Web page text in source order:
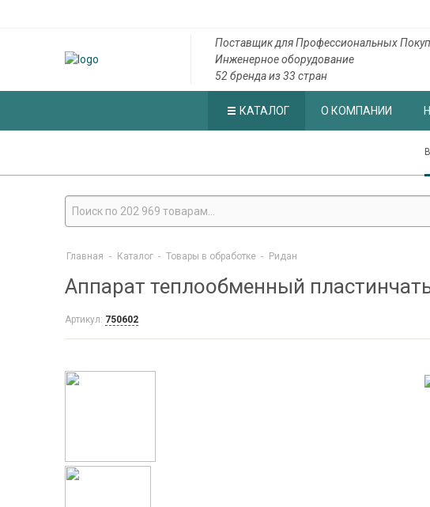
Поставщик для Профессиональных
Инженерное оборудование
52 бренда из 33 стран
КАТАЛОГ О КОМПАНИИ
Главная - Каталог - Товары в обработке - Ридан
Аппарат теплообменный
Артикул: 750602